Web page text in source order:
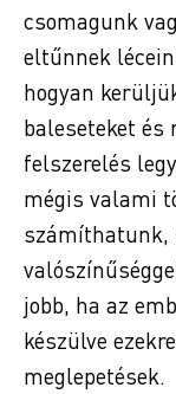
csomagunk
eltűnnek
hogyan
baleseteket és
felszerelés
mégis valami
számíthatunk,
jobb, ha az
készülve
meglepetések.